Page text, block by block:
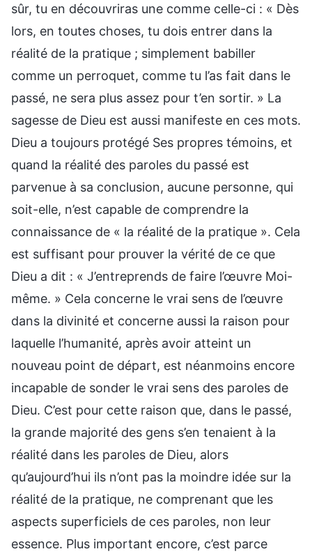
sûr, tu en découvriras une comme celle-ci : « Dès
lors, en toutes choses, tu dois entrer dans la
réalité de la pratique ; simplement babiller
comme un perroquet, comme tu l’as fait dans le
passé, ne sera plus assez pour t’en sortir. » La
sagesse de Dieu est aussi manifeste en ces mots.
Dieu a toujours protégé Ses propres témoins, et
quand la réalité des paroles du passé est
parvenue à sa conclusion, aucune personne, qui
soit-elle, n’est capable de comprendre la
connaissance de « la réalité de la pratique ». Cela
est suffisant pour prouver la vérité de ce que
Dieu a dit : « J’entreprends de faire l’œuvre Moi-
même. » Cela concerne le vrai sens de l’œuvre
dans la divinité et concerne aussi la raison pour
laquelle l’humanité, après avoir atteint un
nouveau point de départ, est néanmoins encore
incapable de sonder le vrai sens des paroles de
Dieu. C’est pour cette raison que, dans le passé,
la grande majorité des gens s’en tenaient à la
réalité dans les paroles de Dieu, alors
qu’aujourd’hui ils n’ont pas la moindre idée sur la
réalité de la pratique, ne comprenant que les
aspects superficiels de ces paroles, non leur
essence. Plus important encore, c’est parce